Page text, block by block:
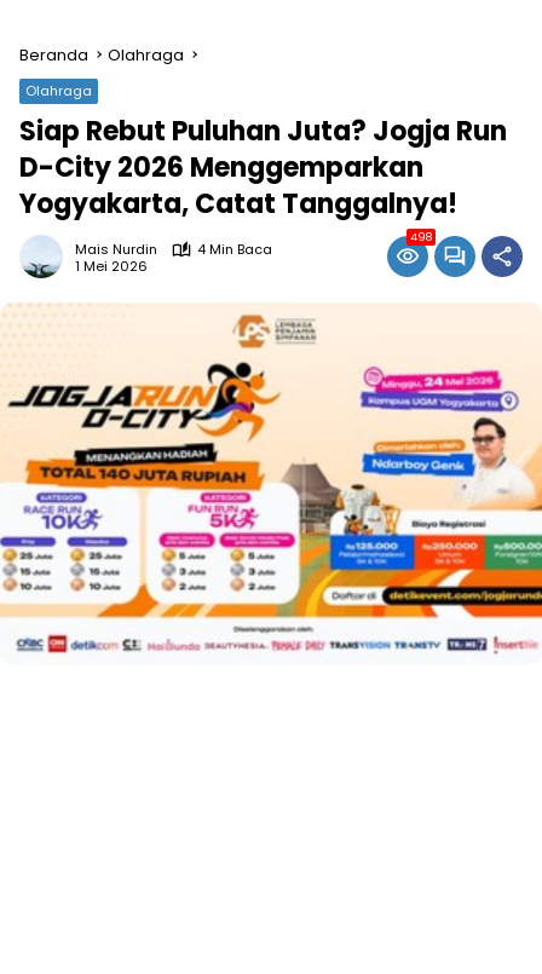
Beranda Olahraga
Olahraga
Siap Rebut Puluhan Juta? Jogja Run
D-City 2026 Menggemparkan
Yogyakarta, Catat Tanggalnya!
Mais Nurdin
4 Min Baca
1 Mei 2026
498